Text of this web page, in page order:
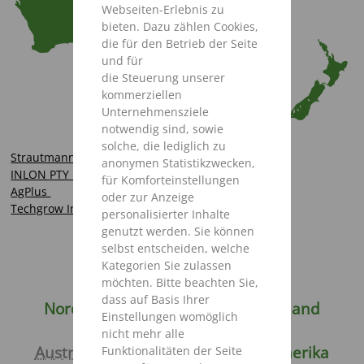
Webseiten-Erlebnis zu
bieten. Dazu zählen Cookies,
die für den Betrieb der Seite
und für
die Steuerung unserer
kommerziellen
Unternehmensziele
notwendig sind, sowie
solche, die lediglich zu
anonymen Statistikzwecken,
für Komforteinstellungen
oder zur Anzeige
personalisierter Inhalte
genutzt werden. Sie können
selbst entscheiden, welche
Kategorien Sie zulassen
möchten. Bitte beachten Sie,
dass auf Basis Ihrer
Einstellungen womöglich
nicht mehr alle
Funktionalitäten der Seite
Strautmann Hopkins
INLON PTY LTD
AgPlus
Techgrow International Pty Ltd
Deutschland
Weltweit
Nordamerika
Europa
Russland
Asien
Australien / Neuseeland
Südamerika